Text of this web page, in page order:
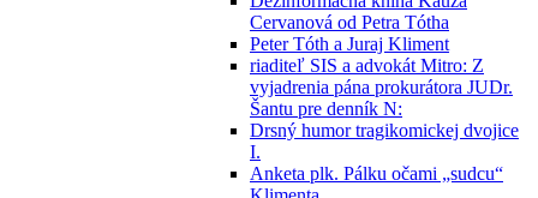
Cervanová od Petra Tótha
Peter Tóth a Juraj Kliment
riaditeľ SIS a advokát Mitro: Z
vyjadrenia pána prokurátora JUDr.
Šantu pre denník N:
Drsný humor tragikomickej dvojice
I.
Anketa plk. Pálku očami „sudcu“